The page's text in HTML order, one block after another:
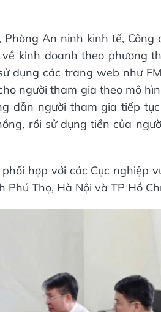
Phòng An ninh kinh tế,
kinh doanh theo phương
dụng các trang web như
người tham gia theo mô
dẫn người tham gia tiếp
rồi sử dụng tiền của
hợp với các Cục nghiệp
Thọ, Hà Nội và TP Hồ